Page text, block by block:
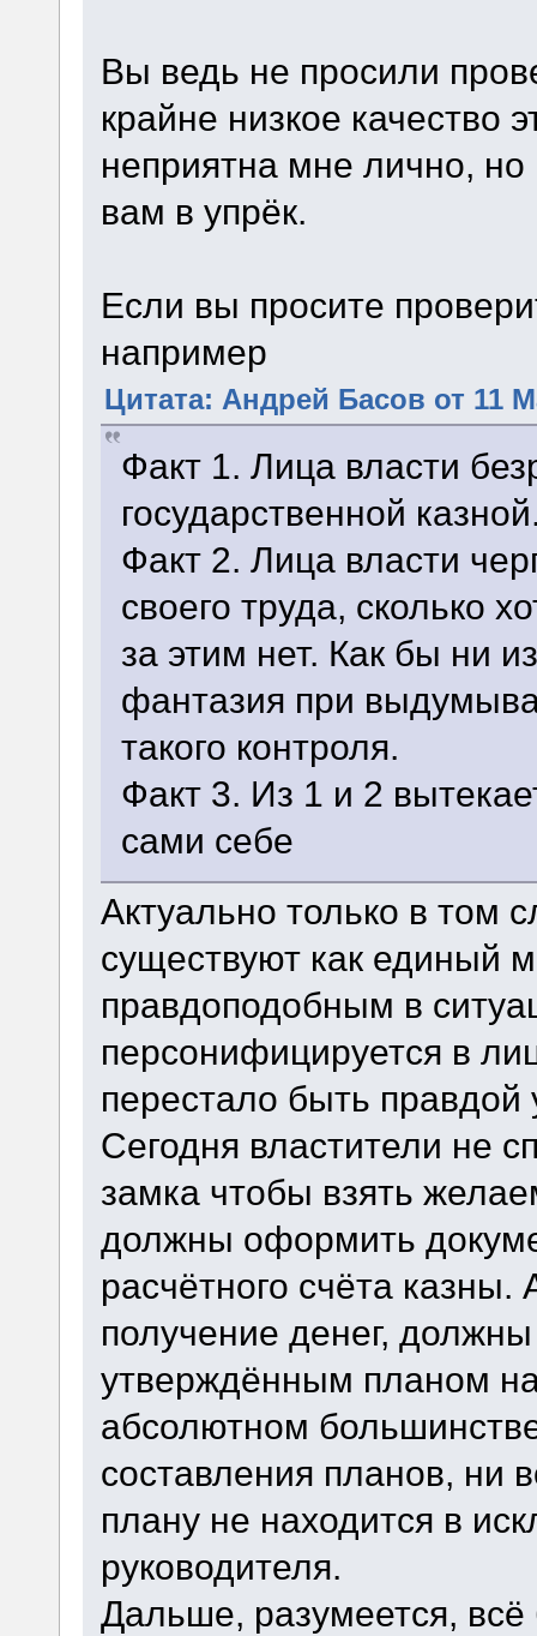
Вы ведь не просили
крайне низкое качество
неприятна мне лично, но
вам в упрёк.
Если вы просите
например
Цитата: Андрей Басов от 11
Факт 1. Лица власти
государственной
Факт 2. Лица власти
своего труда, сколько
за этим нет. Как бы ни
фантазия при
такого контроля.
Факт 3. Из 1 и 2
сами себе
Актуально только в том
существуют как единый
правдоподобным в
персонифицируется в
перестало быть правдой
Сегодня властители не
замка чтобы взять
должны оформить
расчётного счёта
получение денег,
утверждённым планом
абсолютном
составления планов, ни
плану не находится в
руководителя.
Дальше, разумеется, всё